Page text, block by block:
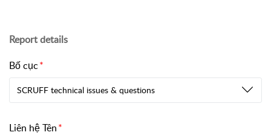
Report details
Bố cục
SCRUFF technical issues & questions
Liên hệ Tên